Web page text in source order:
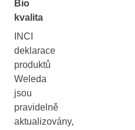
Bio
kvalita
INCI
deklarace
produktů
Weleda
jsou
pravidelně
aktualizovány,